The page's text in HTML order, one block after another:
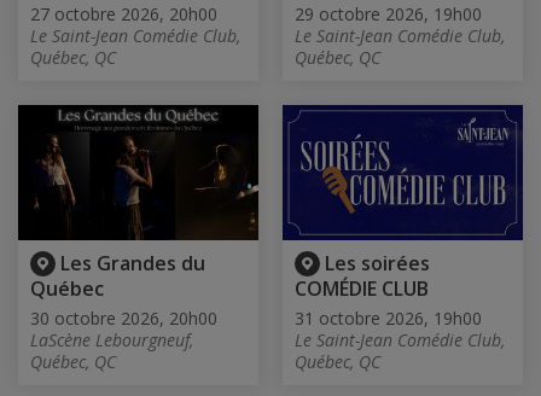
27 octobre 2026, 20h00
Le Saint-Jean Comédie Club,
Québec, QC
29 octobre 2026, 19h00
Le Saint-Jean Comédie Club,
Québec, QC
Les Grandes du
Québec
30 octobre 2026, 20h00
LaScène Lebourgneuf,
Québec, QC
Les soirées
COMÉDIE CLUB
31 octobre 2026, 19h00
Le Saint-Jean Comédie Club,
Québec, QC